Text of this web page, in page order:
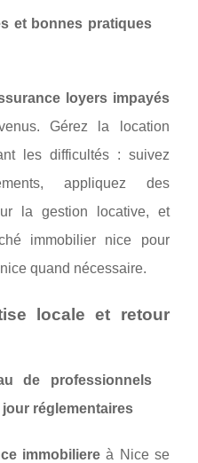
et bonnes pratiques
loyers impayés
Gérez la location
les difficultés : suivez
appliquez des
la gestion locative, et
immobilier nice pour
quand nécessaire.
locale et retour
de professionnels
réglementaires
immobiliere à Nice se